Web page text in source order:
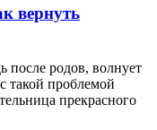
вернуть
после родов, волнует
такой проблемой
прекрасного